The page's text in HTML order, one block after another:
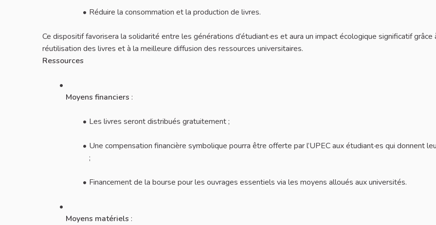
Réduire la consommation et la production de livres.
Ce dispositif favorisera la solidarité entre les générations d’étudiant·es et aura un impact écologique significatif grâce
réutilisation des livres et à la meilleure diffusion des ressources universitaires.
Ressources
Moyens financiers :
Les livres seront distribués gratuitement ;
Une compensation financière symbolique pourra être offerte par l’UPEC aux étudiant·es qui donnent
;
Financement de la bourse pour les ouvrages essentiels via les moyens alloués aux universités.
Moyens matériels :